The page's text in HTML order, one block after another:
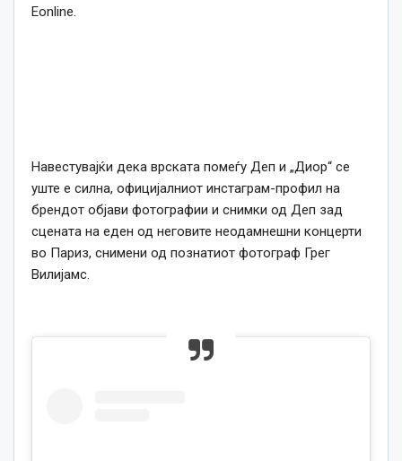
Eonline.
Навестувајќи дека врската помеѓу Деп и „Диор“ се
уште е силна, официјалниот инстаграм-профил на
брендот објави фотографии и снимки од Деп зад
сцената на еден од неговите неодамнешни концерти
во Париз, снимени од познатиот фотограф Грег
Вилијамс.